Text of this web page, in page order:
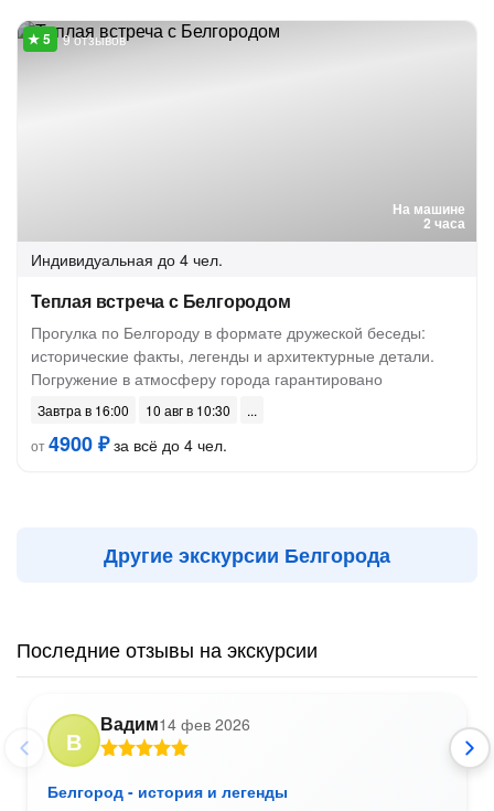
На машине
2 часа
9 отзывов
Индивидуальная до 4 чел.
Теплая встреча с Белгородом
Прогулка по Белгороду в формате дружеской беседы:
исторические факты, легенды и архитектурные детали.
Погружение в атмосферу города гарантировано
Завтра в 16:00
10 авг в 10:30
от4900 ₽за всё до 4 чел.
Другие экскурсии Белгорода
Последние отзывы на экскурсии
В
Вадим14 фев 2026
Белгород - история и легенды